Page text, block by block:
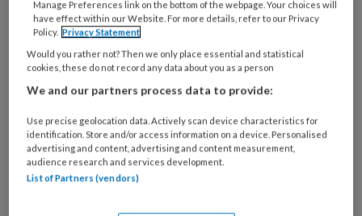
mailadres?
* *
je
wachtwoord*
Kies
functie *
Bij
welke
organisatie
werk
Untitled
Manage Preferences link on the bottom of the webpage. Your choices will
have effect within our Website. For more details, refer to our Privacy
Policy. Privacy Statement
Would you rather not? Then we only place essential and statistical
cookies, these do not record any data about you as a person
We and our partners process data to provide:
Use precise geolocation data. Actively scan device characteristics for
identification. Store and/or access information on a device. Personalised
advertising and content, advertising and content measurement,
audience research and services development.
List of Partners (vendors)